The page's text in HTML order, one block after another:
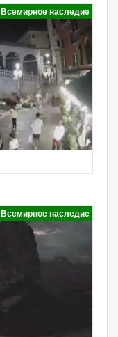
Всемирное наследие
Всемирное наследие